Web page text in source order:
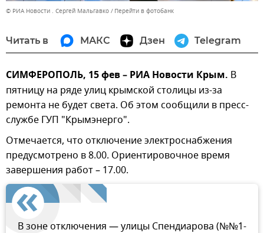
© РИА Новости . Сергей Мальгавко Перейти в фотобанк
Читать в МАКС Дзен Telegram
СИМФЕРОПОЛЬ, 15 фев – РИА Новости Крым. В
пятницу на ряде улиц крымской столицы из-за
ремонта не будет света. Об этом сообщили в пресс-
службе ГУП "Крымэнерго".
Отмечается, что отключение электроснабжения
предусмотрено в 8.00. Ориентировочное время
завершения работ – 17.00.
В зоне отключения — улицы Спендиарова (№№1-